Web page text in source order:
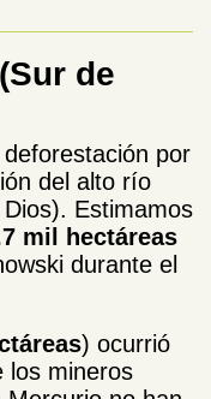
de
por
del alto río
Estimamos
mil hectáreas
durante el
) ocurrió
los mineros